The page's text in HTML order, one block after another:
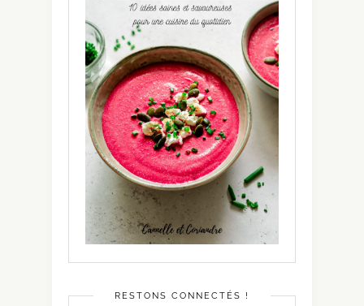
RESTONS CONNECTÉS !